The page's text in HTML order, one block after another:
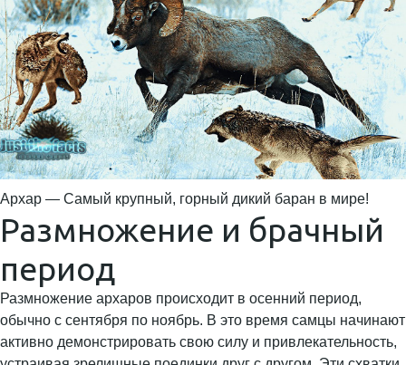
Архар — Самый крупный, горный дикий баран в мире!
Размножение и брачный
период
Размножение архаров происходит в осенний период,
обычно с сентября по ноябрь. В это время самцы начинают
активно демонстрировать свою силу и привлекательность,